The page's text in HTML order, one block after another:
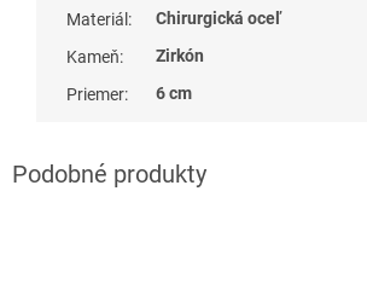
Materiál :
Chirurgická oceľ
Kameň:
Zirkón
Priemer: 6 cm